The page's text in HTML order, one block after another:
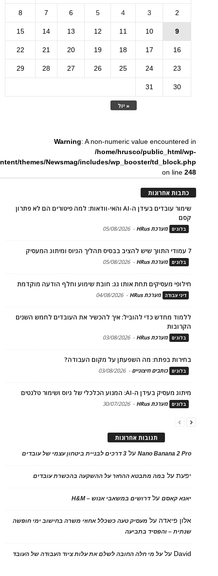
« יול
2
3
4
5
6
7
8
9
10
11
12
13
14
15
16
17
18
19
20
21
22
23
24
25
26
27
28
29
30
31
Warning: A non-numeric value encountered in
/home/hrusco/public_html/wp-
themes/Newsmag/includes/wp_booster/td_block.php
on line248
כתבות אחרונות
שימור עובדים בעידן ה-AI והאי-וודאות: למה פיטורים הם לא פתרון
קסם
בלוגים מערכת HRus -
05/08/2026
7 עמודי התווך שיש להציב בבסיס תהליך הגיוס ומיתוג המעסיק
בלוגים מערכת HRus -
05/08/2026
חילופי מעסיקים תחת אותו גג: חובת שימוע וחלף הודעה מוקדמת
דיני עבודה מערכת HRus -
04/08/2026
ללמוד מחדש כדי להוביל: איך להכשיר את העובדים לחמש השנים
הקרובות
בלוגים מערכת HRus -
03/08/2026
בחירות בפתח: מה השפעתן על מקום העבודה?
בלוגים כותבים חיצוניים -
03/08/2026
מיתוג מעסיק בעידן ה-AI: המנוע הכלכלי של גיוס ושימור טלנטים
בלוגים מערכת HRus -
30/07/2026
תגובות אחרונות
Nano Banana 2 Proעל 3 דרכים לבניית ביטחון עצמי של עובדים
יפעתעל במה מתבטא ההחזר על ההשקעה בהכשרת עובדים
יאנא קאסםעלדרושים במשאבי אנוש – H&M
אלון פיאדה על מעסיק טעה כשכלל אחוזי משרה בחישוב ימי חופשה
שנתית – והפסיד בתביעה
David עלעל מי חלה החובה לשלם את עלות ציוד העבודה של העובד